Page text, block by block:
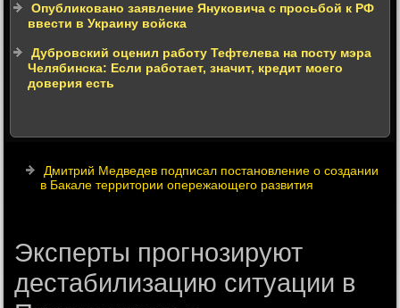
Опубликовано заявление Януковича с просьбой к РФ
ввести в Украину войска
Дубровский оценил работу Тефтелева на посту мэра
Челябинска: Если работает, значит, кредит моего
доверия есть
Дмитрий Медведев подписал постановление о создании
в Бакале территории опережающего развития
Эксперты прогнозируют
дестабилизацию ситуации в